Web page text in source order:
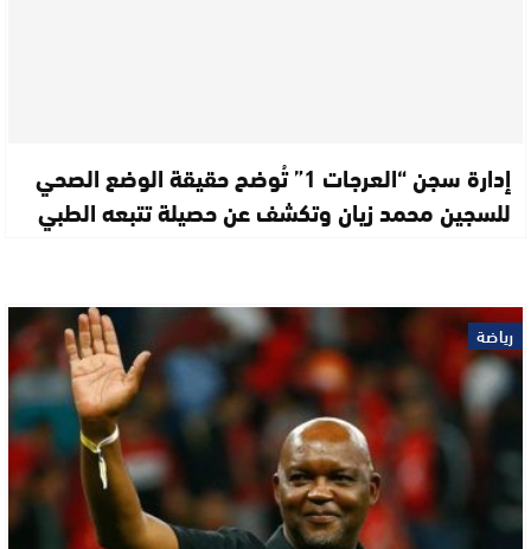
إدارة سجن “العرجات 1” تُوضح حقيقة الوضع الصحي
للسجين محمد زيان وتكشف عن حصيلة تتبعه الطبي
رياضة